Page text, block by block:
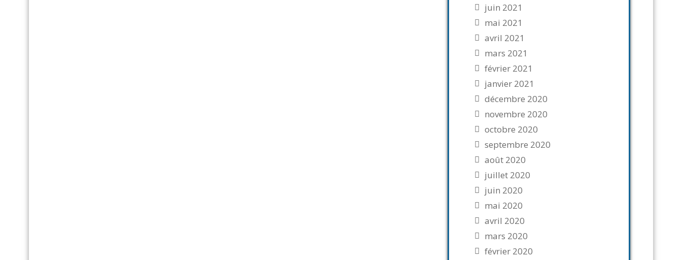
juin 2021
mai 2021
avril 2021
mars 2021
février 2021
janvier 2021
décembre 2020
novembre 2020
octobre 2020
septembre 2020
août 2020
juillet 2020
juin 2020
mai 2020
avril 2020
mars 2020
février 2020